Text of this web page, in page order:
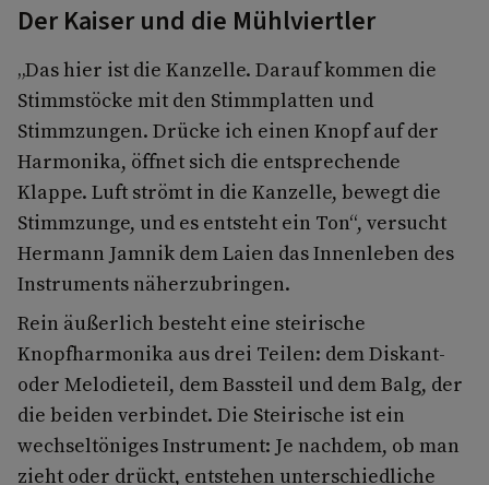
Der Kaiser und die Mühlviertler
„Das hier ist die Kanzelle. Darauf kommen die
Stimmstöcke mit den Stimmplatten und
Stimmzungen. Drücke ich einen Knopf auf der
Harmonika, öffnet sich die entsprechende
Klappe. Luft strömt in die Kanzelle, bewegt die
Stimmzunge, und es entsteht ein Ton“, versucht
Hermann Jamnik dem Laien das Innenleben des
Instruments näherzubringen.
Rein äußerlich besteht eine steirische
Knopfharmonika aus drei Teilen: dem Diskant-
oder Melodieteil, dem Bassteil und dem Balg, der
die beiden verbindet. Die Steirische ist ein
wechseltöniges Instrument: Je nachdem, ob man
zieht oder drückt, entstehen unterschiedliche